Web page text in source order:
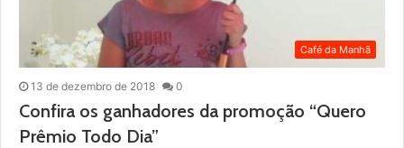
Café da Manhã
13 de dezembro de 2018 0
Confira os ganhadores da promoção “Quero
Prêmio Todo Dia”